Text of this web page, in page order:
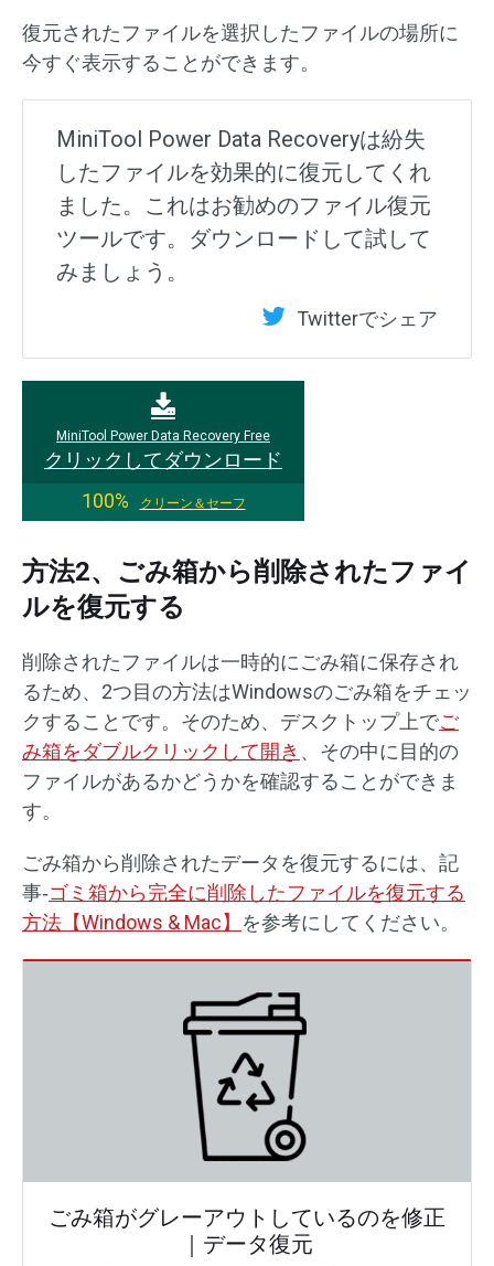
復元されたファイルを選択したファイルの場所に
今すぐ表示することができます。
MiniTool Power Data Recoveryは紛失
したファイルを効果的に復元してくれ
ました。これはお勧めのファイル復元
ツールです。ダウンロードして試して
みましょう。
Twitterでシェア
MiniTool Power Data Recovery Free
クリックしてダウンロード
100%
クリーン＆セーフ
方法2、ごみ箱から削除されたファイ
ルを復元する
削除されたファイルは一時的にごみ箱に保存され
るため、2つ目の方法はWindowsのごみ箱をチェッ
クすることです。そのため、デスクトップ上でご
み箱をダブルクリックして開き 、その中に目的の
ファイルがあるかどうかを確認することができま
す。
ごみ箱から削除されたデータを復元するには、記
事‐ゴミ箱から完全に削除したファイルを復元する
方法【Windows & Mac】 を参考にしてください。
ごみ箱がグレーアウトしているのを修正
｜データ復元